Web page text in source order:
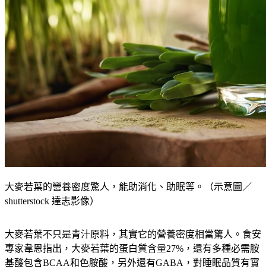
大麥若葉的營養密度驚人，能助消化、助眠等。（示意圖／
大麥若葉不只是青汁原料，其實它的營養密度相當驚人。食安
專家韋恩指出，大麥若葉的蛋白質含量27%，還有多種必需胺